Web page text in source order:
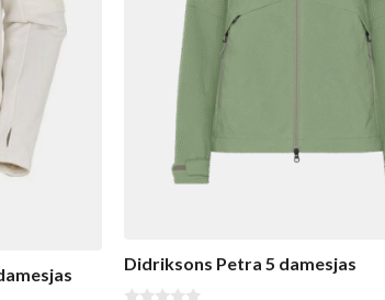
Didriksons Petra 5 damesjas